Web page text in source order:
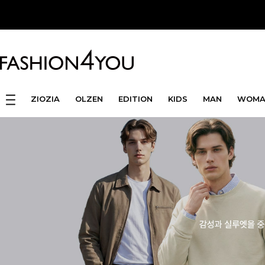
ZIOZIA OLZEN EDITION KIDS MAN